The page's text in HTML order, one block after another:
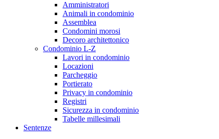
Amministratori
Animali in condominio
Assemblea
Condomini morosi
Decoro architettonico
Condominio L-Z
Lavori in condominio
Locazioni
Parcheggio
Portierato
Privacy in condominio
Registri
Sicurezza in condominio
Tabelle millesimali
Sentenze